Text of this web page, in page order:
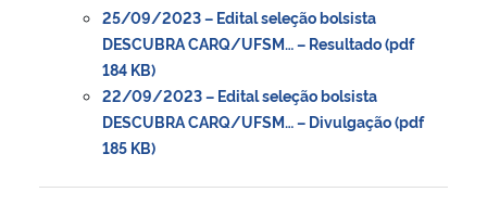
25/09/2023 – Edital seleção bolsista
DESCUBRA CARQ/UFSM… – Resultado (pdf
184 KB)
22/09/2023 – Edital seleção bolsista
DESCUBRA CARQ/UFSM… – Divulgação (pdf
185 KB)